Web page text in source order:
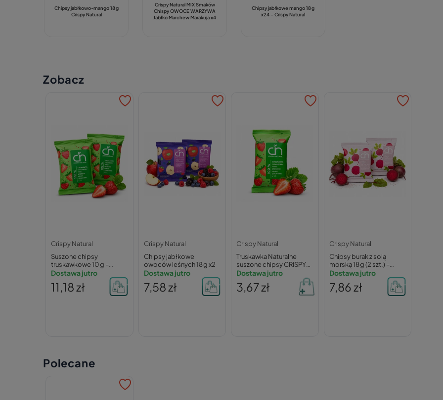
Chipsy jabłkowo‑mango 18 g
Crispy Natural
Crispy Natural MIX Smaków
Chispy OWOCE WARZYWA
Jabłko Marchew Marakuja x4
Chipsy jabłkowe mango 18 g
x24 – Crispy Natural
Zobacz
Crispy Natural
Suszone chipsy
truskawkowe 10 g –
Crispy Natural
Dostawa jutro
11,18 zł
Crispy Natural
Chipsy jabłkowe
owoców leśnych 18 g x2
Dostawa jutro
7,58 zł
Crispy Natural
Truskawka Naturalne
suszone chipsy CRISPY
NATURAL 10g
Dostawa jutro
3,67 zł
Crispy Natural
Chipsy burak z solą
morską 18 g (2 szt.) –
Crispy Natural
Dostawa jutro
7,86 zł
Polecane